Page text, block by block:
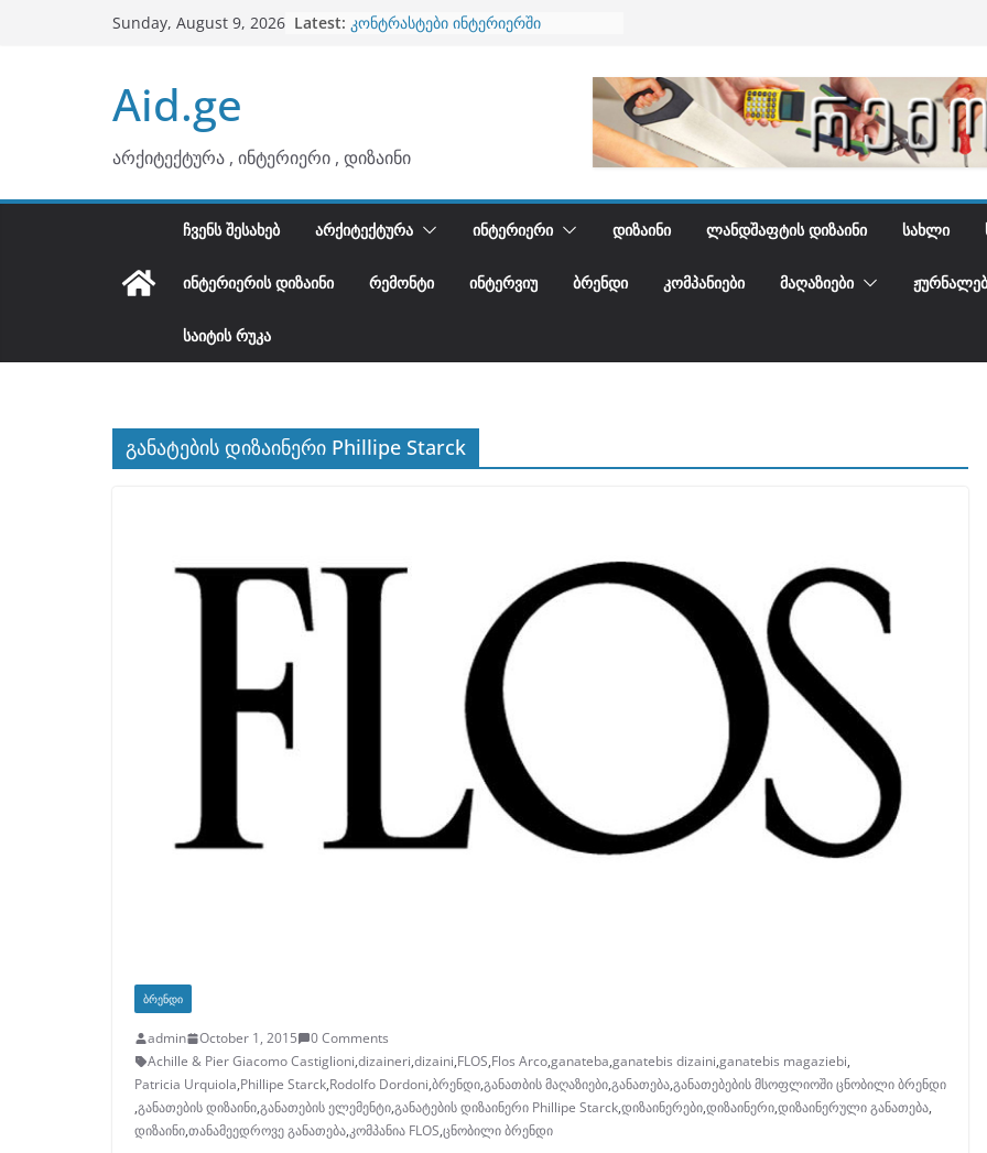
Sunday, August 9, 2026 Latest: კონტრასტები ინტერიერში
Aid.ge
არქიტექტურა , ინტერიერი , დიზაინი
ᲩᲕᲔᲜᲡ ᲨᲔᲡᲐᲮᲔᲑ ᲐᲠᲥᲘᲢᲔᲥᲢᲣᲠᲐ ᲘᲜᲢᲔᲠᲘᲔᲠᲘ ᲓᲘᲖᲐᲘᲜᲘ ᲚᲐᲜᲓᲨᲐᲤᲢᲘᲡ ᲓᲘᲖᲐᲘᲜᲘ ᲡᲐᲮᲚᲘ
ᲘᲜᲢᲔᲠᲘᲔᲠᲘᲡ ᲓᲘᲖᲐᲘᲜᲘ ᲠᲔᲛᲝᲜᲢᲘ ᲘᲜᲢᲔᲠᲕᲘᲣ ᲑᲠᲔᲜᲓᲘ ᲙᲝᲛᲞᲐᲜᲘᲔᲑᲘ ᲛᲐᲦᲐᲖᲘᲔᲑᲘ
ᲡᲐᲘᲢᲘᲡ ᲠᲣᲙᲐ
განატების დიზაინერი Phillipe Starck
ᲑᲠᲔᲜᲓᲘ
admin October 1, 2015
0 Comments
Achille & Pier Giacomo Castiglioni,dizaineri,dizaini,FLOS,Flos Arco,ganateba,ganatebis dizaini,ganatebis magaziebi,
Patricia Urquiola,Phillipe Starck,Rodolfo Dordoni,ბრენდი,განათბის მაღაზიები,განათება,განათებების მსოფლიოში ცნობილი ბრენდი
,განათების დიზაინი,განათების ელემენტი,განატების დიზაინერი Phillipe Starck,დიზაინერები,დიზაინერი,დიზაინერული განათება,
დიზაინი,თანამეედროვე განათება,კომპანია FLOS,ცნობილი ბრენდი